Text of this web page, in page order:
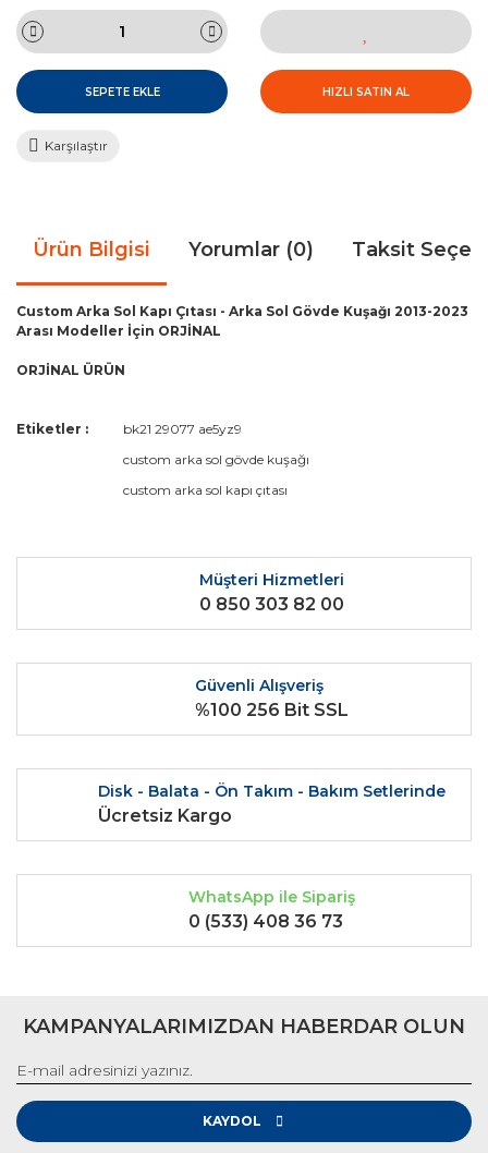
SEPETE EKLE HIZLI SATIN AL
Karşılaştır
Ürün Bilgisi Yorumlar (0) Taksit
Custom Arka Sol Kapı Çıtası - Arka Sol Gövde Kuşağı 2013-2023
Arası Modeller İçin ORJİNAL
ORJİNAL ÜRÜN
Bu ürüne ilk yorumu siz yapın!
Bu ürünün fiyat bilgisi, resim, ürün açıklamalarında ve diğer
kullanarak tarafımıza iletebilirsiniz.
Görüş ve önerileriniz için teşekkür ederiz.
Ürün açıklamasında eksik bilgiler bulunuyor.
Ürün bilgilerinde hatalar bulunuyor.
Ürün fiyatı diğer sitelerden daha pahalı.
Bu ürüne benzer farklı alternatifler olmalı.
Gönder
Etiketler :
bk21 29077 ae5yz9
custom arka sol gövde kuşağı
custom arka sol kapı çıtası
Müşteri Hizmetleri
0 850 303 82 00
Güvenli Alışveriş
%100 256 Bit SSL
Disk - Balata - Ön Takım - Bakım Setlerinde
Ücretsiz Kargo
WhatsApp ile Sipariş
0 (533) 408 36 73
KAMPANYALARIMIZDAN HABERDAR OLUN
KAYDOL